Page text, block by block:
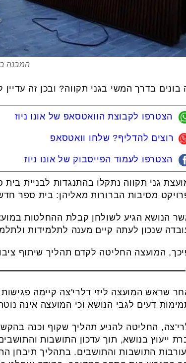
המבנה
בונים בדרך המשי בגני תקווה? ובכן זה עדיין
הצטרפו לקבוצת הוואטסאפ של אונו ניוז
רוצים להדליף? שלחו וואטסאפ
הצטרפו לעמוד הפייסבוק של אונו ניוז
גני תקווה נתקלו בהתנגדות לבניית
מסיבות הברורות מאליהן: בית ספר
הנושא הגיע לשולחן קבלת ההחלטות
שנכון לעתה קיים מענה לתלמידות
המועצה החליטה לקדם תהליך שיתוף
שראש המועצה ליזי דלרי'צה קיימה
דעים לגבי הנושא וכי המועצה אינה
החליטה להניע תהליך שקוף וכנה
ייעוץ בנושא, תוך עדכון התושבות
התושבות והתושבים. בתהליך תיבחן